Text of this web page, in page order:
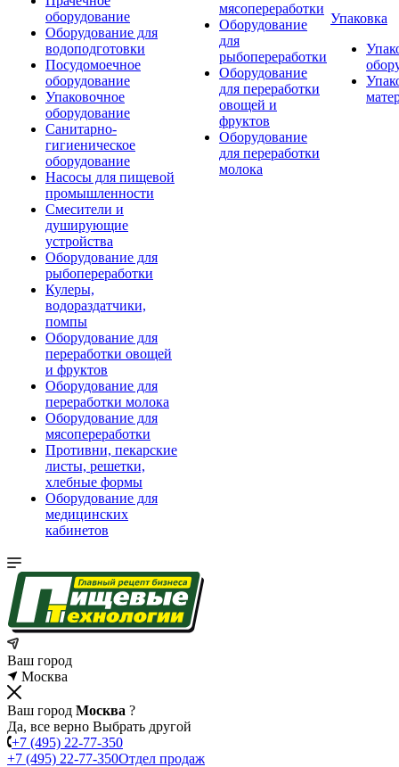
оборудование
Оборудование для
водоподготовки
Посудомоечное
оборудование
Упаковочное
оборудование
Санитарно-
гигиеническое
оборудование
Насосы для пищевой
промышленности
Смесители и
душирующие
устройства
Оборудование для
рыбопереработки
Кулеры,
водораздатчики,
помпы
Оборудование для
переработки овощей
и фруктов
Оборудование для
переработки молока
Оборудование для
мясопереработки
Противни, пекарские
листы, решетки,
хлебные формы
Оборудование для
медицинских
кабинетов
мясопереработки
Оборудование
для
рыбопереработки
Оборудование
для переработки
овощей и
фруктов
Оборудование
для переработки
молока
Упаковка
Ваш город
Москва
Ваш город Москва ?
Да, все верно Выбрать другой
+7 (495) 22-77-350
+7 (495) 22-77-350Отдел продаж